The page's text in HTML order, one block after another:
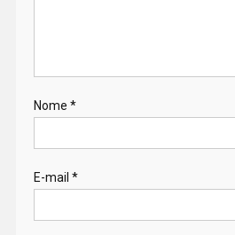
Nome *
E-mail *